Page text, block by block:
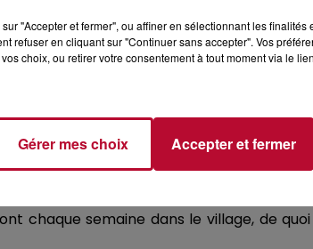
chaque semaine dans le village, de
"Accepter et fermer", ou affiner en sélectionnant les finalités
refuser en cliquant sur "Continuer sans accepter". Vos
choix, ou retirer votre consentement à tout moment via le
Gérer mes choix Accepter et fermer